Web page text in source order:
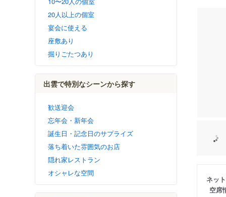
20人以上の個室
宴会に使える
座敷あり
掘りごたつあり
出雲で特別なシーンから探す
歓送迎会
忘年会・新年会
誕生日・記念日のサプライズ
落ち着いた雰囲気のお店
隠れ家レストラン
オシャレな空間
ネッ
空席